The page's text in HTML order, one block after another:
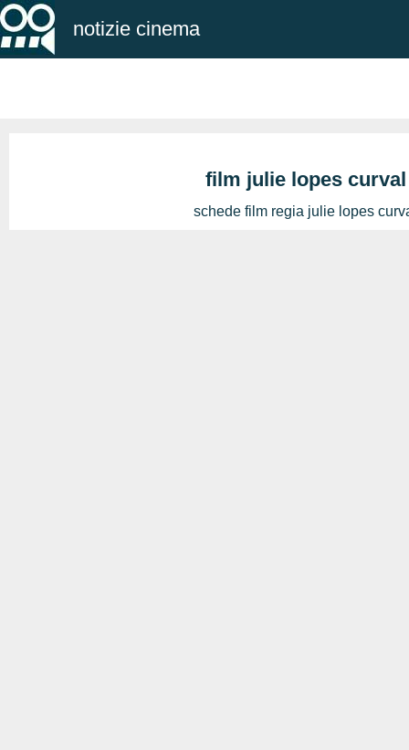
notizie cinema
film julie lopes curval
schede film regia julie lopes